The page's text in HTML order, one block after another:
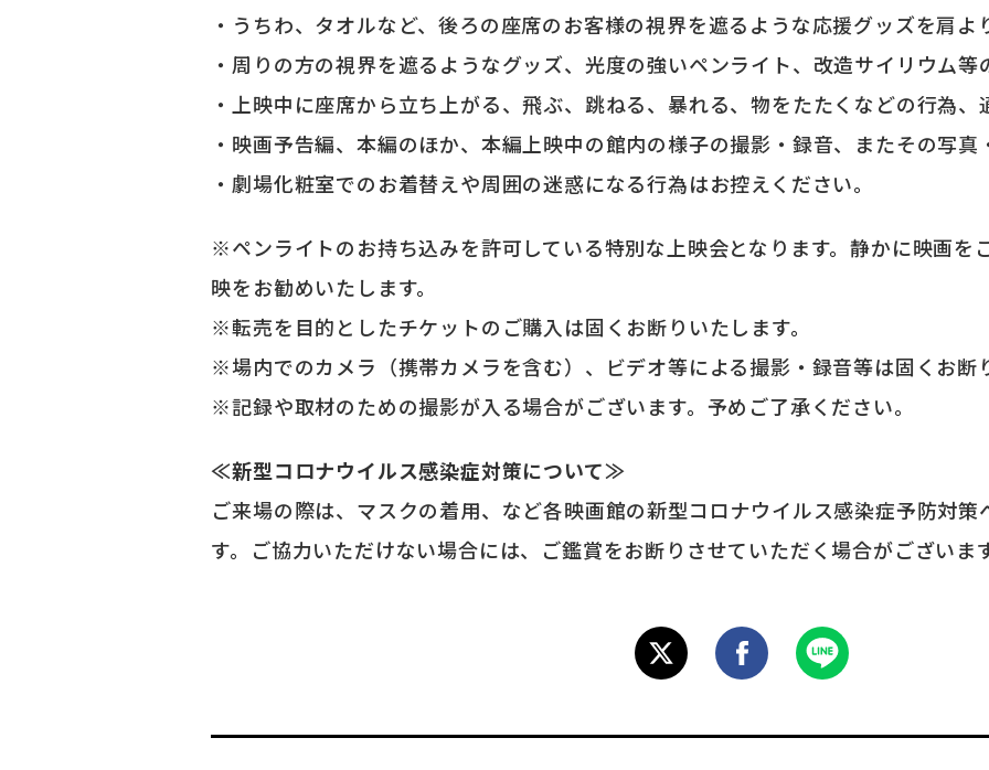
・うちわ、タオルなど、後ろの座席のお客様の視界を遮るような応援グッズを肩よ
・周りの方の視界を遮るようなグッズ、光度の強いペンライト、改造サイリウム等
・上映中に座席から立ち上がる、飛ぶ、跳ねる、暴れる、物をたたくなどの行為、
・映画予告編、本編のほか、本編上映中の館内の様子の撮影・録音、またその写真
・劇場化粧室でのお着替えや周囲の迷惑になる行為はお控えください。
※ペンライトのお持ち込みを許可している特別な上映会となります。静かに映画を
映をお勧めいたします。
※転売を目的としたチケットのご購入は固くお断りいたします。
※場内でのカメラ（携帯カメラを含む）、ビデオ等による撮影・録音等は固くお断
※記録や取材のための撮影が入る場合がございます。予めご了承ください。
≪新型コロナウイルス感染症対策について≫
ご来場の際は、マスクの着用、など各映画館の新型コロナウイルス感染症予防対
す。ご協力いただけない場合には、ご鑑賞をお断りさせていただく場合がございま